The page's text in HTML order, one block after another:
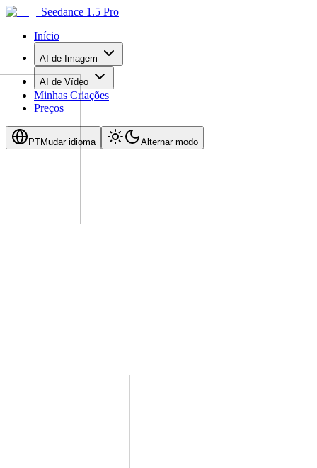
Seedance 1.5 Pro
Início
AI de Imagem
AI de Vídeo
Minhas Criações
Preços
PTMudar idioma Alternar modo